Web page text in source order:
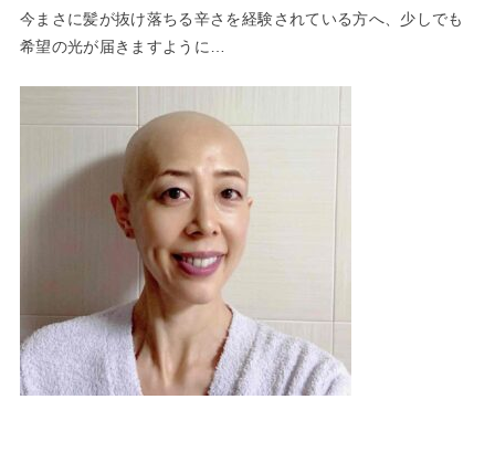
今まさに髪が抜け落ちる辛さを経験されている方へ、少しでも
希望の光が届きますように…